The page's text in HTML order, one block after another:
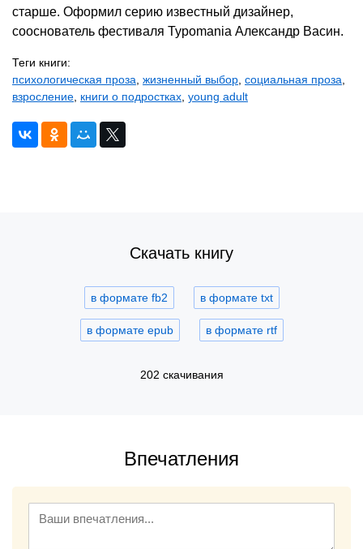
старше. Оформил серию известный дизайнер,
сооснователь фестиваля Typomania Александр Васин.
Теги книги:
психологическая проза жизненный выбор социальная проза
взросление книги о подростках young adult
Скачать книгу
в формате fb2 в формате txt
в формате epub в формате rtf
202 скачивания
Впечатления